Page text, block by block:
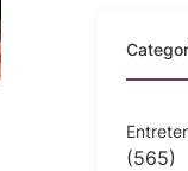
(565)